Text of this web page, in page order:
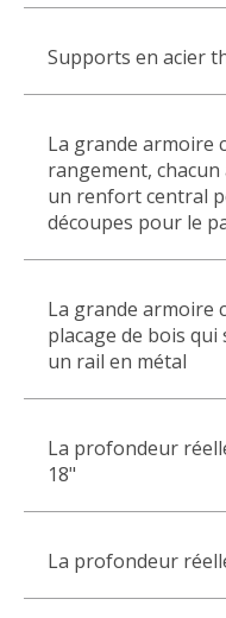
Supports en acier
La grande armoire
rangement,
un renfort central
découpes pour le
La grande armoire
placage de bois
un rail en métal
La profondeur
18"
La profondeur